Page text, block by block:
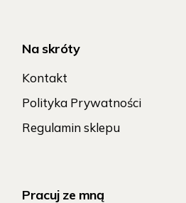
Na skróty
Kontakt
Polityka Prywatności
Regulamin sklepu
Pracuj ze mną